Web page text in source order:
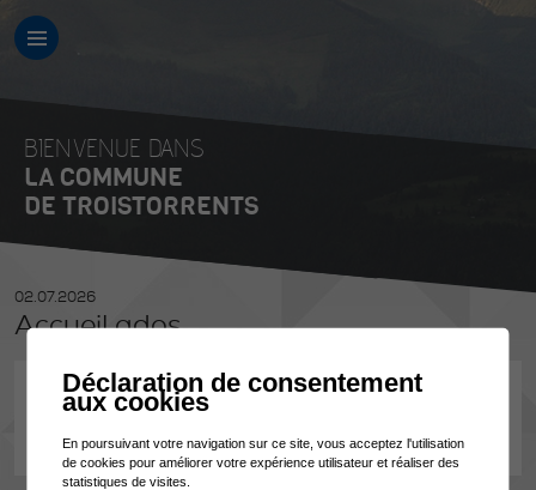
BIENVENUE DANS
LA COMMUNE
DE TROISTORRENTS
02.07.2026
Accueil ados
Service socioculturel intercommunal
Chalet de la Treille
Déclaration de consentement
aux cookies
En poursuivant votre navigation sur ce site, vous acceptez l'utilisation
de cookies pour améliorer votre expérience utilisateur et réaliser des
statistiques de visites.